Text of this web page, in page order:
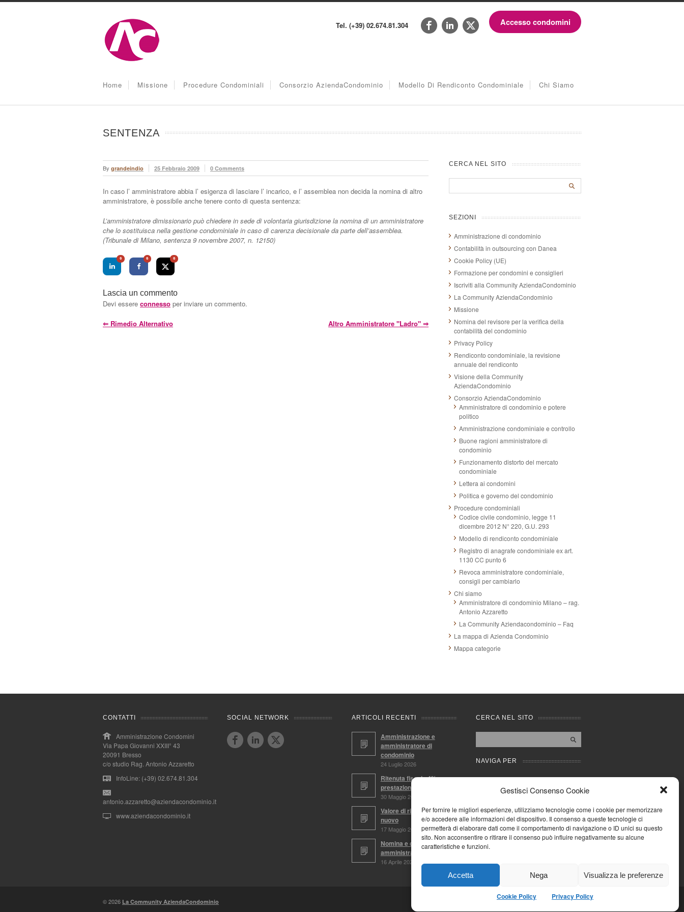
Gestisci Consenso Cookie
Per fornire le migliori esperienze, utilizziamo tecnologie come i cookie per memorizzare
e/o accedere alle informazioni del dispositivo. Il consenso a queste tecnologie ci
permetterà di elaborare dati come il comportamento di navigazione o ID unici su questo
sito. Non acconsentire o ritirare il consenso può influire negativamente su alcune
caratteristiche e funzioni.
Accetta Nega Visualizza le preferenze
Cookie Policy Privacy Policy
Tel. (+39) 02.674.81.304 Accesso condomini
Home Missione Procedure Condominiali Consorzio AziendaCondominio Modello Di Rendiconto Condominiale Chi Siamo
SENTENZA
By grandeindio 25 Febbraio 2009 0 Comments
In caso l’ amministratore abbia l’ esigenza di lasciare l’ incarico, e l’ assemblea non decida la nomina di altro
amministratore, è possibile anche tenere conto di questa sentenza:
L’amministratore dimissionario può chiedere in sede di volontaria giurisdizione la nomina di un amministratore
che lo sostituisca nella gestione condominiale in caso di carenza decisionale da parte dell’assemblea.
(Tribunale di Milano, sentenza 9 novembre 2007, n. 12150)
0 0 0
Lascia un commento
Devi essere connesso per inviare un commento.
⇐ Rimedio Alternativo Altro Amministratore "ladro" ⇒
CERCA NEL SITO
SEZIONI
Amministrazione di condominio
Contabilità in outsourcing con Danea
Cookie Policy (UE)
Formazione per condomini e consiglieri
Iscriviti alla Community AziendaCondominio
La Community AziendaCondominio
Missione
Nomina del revisore per la verifica della
contabilità del condominio
Privacy Policy
Rendiconto condominiale, la revisione
annuale del rendiconto
Visione della Community
AziendaCondominio
Consorzio AziendaCondominio
Amministratore di condominio e potere
politico
Amministrazione condominiale e controllo
Buone ragioni amministratore di
condominio
Funzionamento distorto del mercato
condominiale
Lettera ai condomini
Politica e governo del condominio
Procedure condominiali
Codice civile condominio, legge 11
dicembre 2012 N° 220, G.U. 293
Modello di rendiconto condominiale
Registro di anagrafe condominiale ex art.
1130 CC punto 6
Revoca amministratore condominiale,
consigli per cambiarlo
Chi siamo
Amministratore di condominio Milano – rag.
Antonio Azzaretto
La Community Aziendacondominio – Faq
La mappa di Azienda Condominio
Mappa categorie
CONTATTI
Amministrazione Condomini
Via Papa Giovanni XXIII° 43
20091 Bresso
c/o studio Rag. Antonio Azzaretto
InfoLine: (+39) 02.674.81.304
antonio.azzaretto@aziendacondominio.it
www.aziendacondominio.it
SOCIAL NETWORK ARTICOLI RECENTI
Amministrazione e
amministratore di
condominio
24 Luglio 2026
Ritenuta fiscale 4%,
prestazioni soggette
30 Maggio 2026
Valore di ricostruzione a
nuovo
17 Maggio 2026
Nomina e conferma
amministratore
16 Aprile 2026
CERCA NEL SITO
NAVIGA PER
Mappa completa
Mappa categorie
Privacy Policy
Forum
Iscriviti alla Community
AziendaCondominio
© 2026 La Community AziendaCondominio